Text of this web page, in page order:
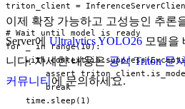
triton_client =
# Wait until model is ready
for _ in range(10):
with
assert
        break
    time.sleep(1)
이제 확장 가능하고 고성능인 추론
Server에 Ultralytics YOLO26 모델을
니다. 자세한 내용은공식 Triton 문
커뮤니티 에 문의하세요.